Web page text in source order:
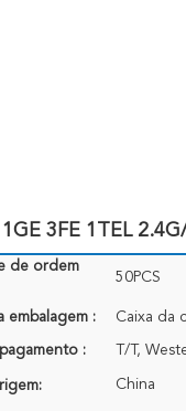
1GE 3FE 1TEL
de ordem
50PCS
embalagem : Caixa da
pagamento : T/T,
China